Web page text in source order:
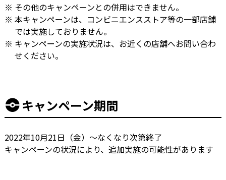
その他のキャンペーンとの併用はできません。
本キャンペーンは、コンビニエンスストア等の一部店舗
では実施しておりません。
キャンペーンの実施状況は、お近くの店舗へお問い合わ
せください。
キャンペーン期間
2022年10月21日（金）～なくなり次第終了
キャンペーンの状況により、追加実施の可能性があります